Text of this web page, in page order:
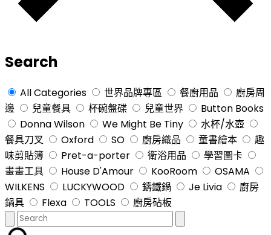
Search
All Categories 世界品牌專區 餐廚用品
廚房周
邊
兒童餐具 杯碗盤碟 兒童世界
Button Books
Donna Wilson
We Might Be Tiny
水杯/水壺
餐具刀叉
Oxford SO 廚房織品 童書繪本
趣
味剪貼簿
Pret-a-porter 衛浴用品
學習圖卡
畫畫工具
House D'Amour KooRoom
OSAMA
WILKENS
LUCKYWOOD 鑄鐵鍋 Je Livia
廚房
鍋具
Flexa TOOLS 廚房砧板